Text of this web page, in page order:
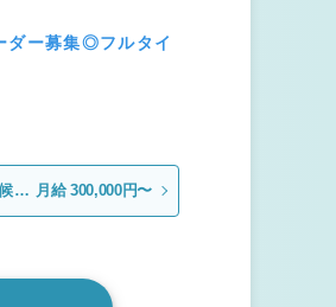
ダー募集◎フルタイ
月給 300,000円〜